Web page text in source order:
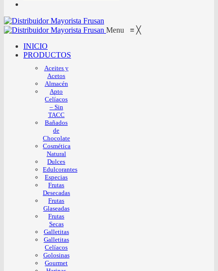
Menu ≡ ╳
INICIO
PRODUCTOS
Aceites y
Acetos
Almacén
Apto
Celíacos
– Sin
TACC
Bañados
de
Chocolate
Cosmética
Natural
Dulces
Edulcorantes
Especias
Frutas
Desecadas
Frutas
Glaseadas
Frutas
Secas
Galletitas
Galletitas
Celíacos
Golosinas
Gourmet